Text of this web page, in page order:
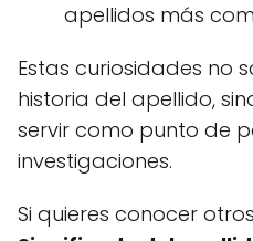
apellidos más
Estas curiosidades no
historia del apellido,
servir como punto de
investigaciones.
Si quieres conocer